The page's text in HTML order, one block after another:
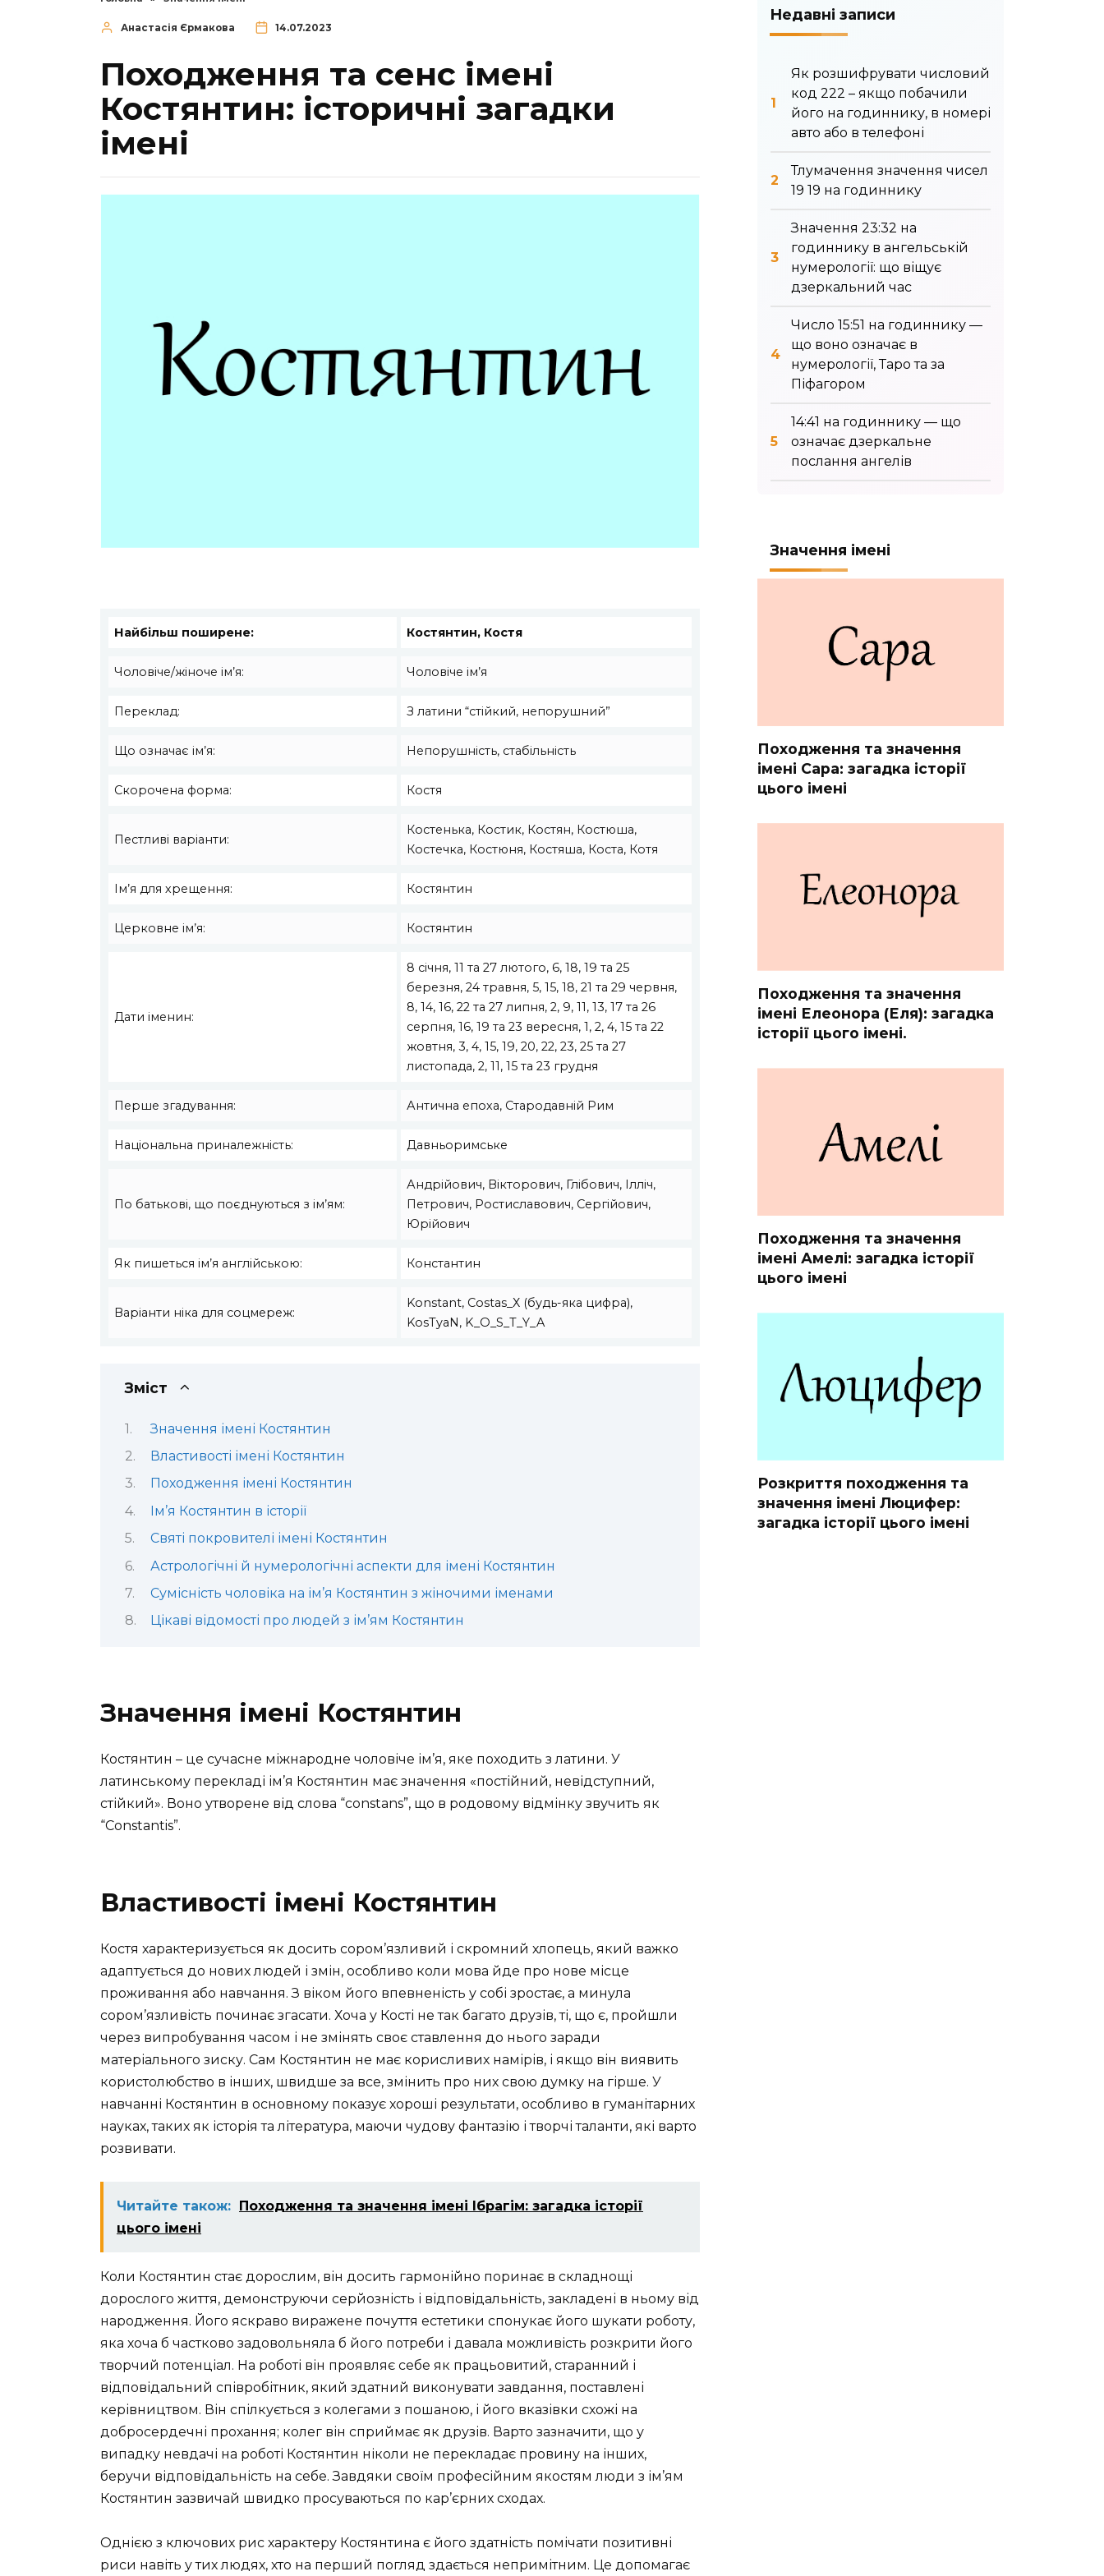
Анастасія Єрмакова 14.07.2023
Походження та сенс імені
Костянтин: історичні загадки
імені
Найбільш поширене: Костянтин, Костя
Чоловіче/жіноче ім’я: Чоловіче ім’я
Переклад: З латини “стійкий, непорушний”
Що означає ім’я: Непорушність, стабільність
Скорочена форма: Костя
Пестливі варіанти:
Костенька, Костик, Костян, Костюша,
Костечка, Костюня, Костяша, Коста, Котя
Ім’я для хрещення: Костянтин
Церковне ім’я: Костянтин
Дати іменин:
8 січня, 11 та 27 лютого, 6, 18, 19 та 25
березня, 24 травня, 5, 15, 18, 21 та 29 червня,
8, 14, 16, 22 та 27 липня, 2, 9, 11, 13, 17 та 26
серпня, 16, 19 та 23 вересня, 1, 2, 4, 15 та 22
жовтня, 3, 4, 15, 19, 20, 22, 23, 25 та 27
листопада, 2, 11, 15 та 23 грудня
Перше згадування: Антична епоха, Стародавній Рим
Національна приналежність: Давньоримське
По батькові, що поєднуються з ім’ям:
Андрійович, Вікторович, Глібович, Ілліч,
Петрович, Ростиславович, Сергійович,
Юрійович
Як пишеться ім’я англійською: Константин
Варіанти ніка для соцмереж:
Konstant, Сostas_Х (будь-яка цифра),
KosTyaN, K_O_S_T_Y_A
Зміст
Значення імені Костянтин
Властивості імені Костянтин
Походження імені Костянтин
Ім’я Костянтин в історії
Святі покровителі імені Костянтин
Астрологічні й нумерологічні аспекти для імені Костянтин
Сумісність чоловіка на ім’я Костянтин з жіночими іменами
Цікаві відомості про людей з ім’ям Костянтин
Значення імені Костянтин
Костянтин – це сучасне міжнародне чоловіче ім’я, яке походить з латини. У
латинському перекладі ім’я Костянтин має значення «постійний, невідступний,
стійкий». Воно утворене від слова “constans”, що в родовому відмінку звучить як
“Constantis”.
Властивості імені Костянтин
Костя характеризується як досить сором’язливий і скромний хлопець, який важко
адаптується до нових людей і змін, особливо коли мова йде про нове місце
проживання або навчання. З віком його впевненість у собі зростає, а минула
сором’язливість починає згасати. Хоча у Кості не так багато друзів, ті, що є, пройшли
через випробування часом і не змінять своє ставлення до нього заради
матеріального зиску. Сам Костянтин не має корисливих намірів, і якщо він виявить
користолюбство в інших, швидше за все, змінить про них свою думку на гірше. У
навчанні Костянтин в основному показує хороші результати, особливо в гуманітарних
науках, таких як історія та література, маючи чудову фантазію і творчі таланти, які варто
розвивати.
Читайте також: Походження та значення імені Ібрагім: загадка історії
цього імені
Коли Костянтин стає дорослим, він досить гармонійно поринає в складнощі
дорослого життя, демонструючи серйозність і відповідальність, закладені в ньому від
народження. Його яскраво виражене почуття естетики спонукає його шукати роботу,
яка хоча б частково задовольняла б його потреби і давала можливість розкрити його
творчий потенціал. На роботі він проявляє себе як працьовитий, старанний і
відповідальний співробітник, який здатний виконувати завдання, поставлені
керівництвом. Він спілкується з колегами з пошаною, і його вказівки схожі на
добросердечні прохання; колег він сприймає як друзів. Варто зазначити, що у
випадку невдачі на роботі Костянтин ніколи не перекладає провину на інших,
беручи відповідальність на себе. Завдяки своїм професійним якостям люди з ім’ям
Костянтин зазвичай швидко просуваються по кар’єрних сходах.
Однією з ключових рис характеру Костянтина є його здатність помічати позитивні
риси навіть у тих людях, хто на перший погляд здається непримітним. Це допомагає
Недавні записи
Як розшифрувати числовий
код 222 – якщо побачили
його на годиннику, в номері
авто або в телефоні
Тлумачення значення чисел
19 19 на годиннику
Значення 23:32 на
годиннику в ангельській
нумерології: що віщує
дзеркальний час
Число 15:51 на годиннику —
що воно означає в
нумерології, Таро та за
Піфагором
14:41 на годиннику — що
означає дзеркальне
послання ангелів
Значення імені
Походження та значення
імені Сара: загадка історії
цього імені
Походження та значення
імені Елеонора (Еля): загадка
історії цього імені.
Походження та значення
імені Амелі: загадка історії
цього імені
Розкриття походження та
значення імені Люцифер:
загадка історії цього імені